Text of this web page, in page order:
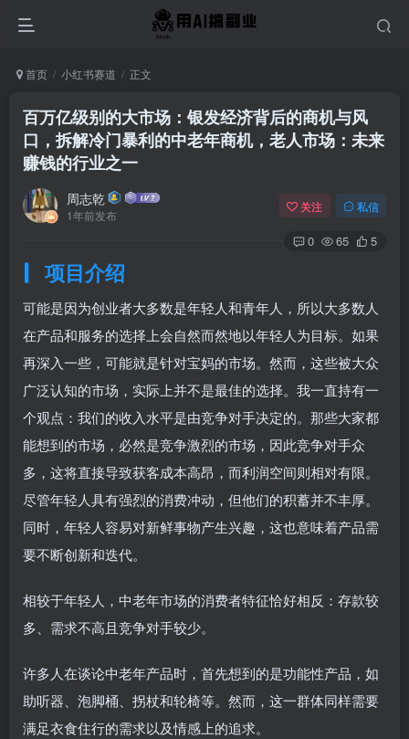
首页 小红书赛道 正文
百万亿级别的大市场：银发经济背后的商机与风
口，拆解冷门暴利的中老年商机，老人市场：未来
赚钱的行业之一
周志乾
1年前发布
关注 私信
0 65 5
项目介绍
可能是因为创业者大多数是年轻人和青年人，所以大多数人
在产品和服务的选择上会自然而然地以年轻人为目标。如果
再深入一些，可能就是针对宝妈的市场。然而，这些被大众
广泛认知的市场，实际上并不是最佳的选择。我一直持有一
个观点：我们的收入水平是由竞争对手决定的。那些大家都
能想到的市场，必然是竞争激烈的市场，因此竞争对手众
多，这将直接导致获客成本高昂，而利润空间则相对有限。
尽管年轻人具有强烈的消费冲动，但他们的积蓄并不丰厚。
同时，年轻人容易对新鲜事物产生兴趣，这也意味着产品需
要不断创新和迭代。
相较于年轻人，中老年市场的消费者特征恰好相反：存款较
多、需求不高且竞争对手较少。
许多人在谈论中老年产品时，首先想到的是功能性产品，如
助听器、泡脚桶、拐杖和轮椅等。然而，这一群体同样需要
满足衣食住行的需求以及情感上的追求。